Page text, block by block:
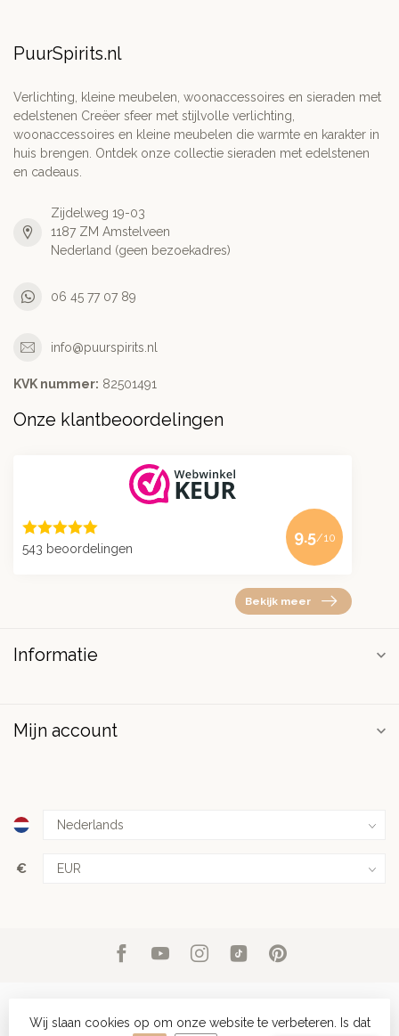
PuurSpirits.nl
Verlichting, kleine meubelen, woonaccessoires en sieraden met
edelstenen Creëer sfeer met stijlvolle verlichting,
woonaccessoires en kleine meubelen die warmte en karakter in
huis brengen. Ontdek onze collectie sieraden met edelstenen
en cadeaus.
Zijdelweg 19-03
1187 ZM Amstelveen
Nederland (geen bezoekadres)
06 45 77 07 89
info@puurspirits.nl
KVK nummer: 82501491
Onze klantbeoordelingen
543 beoordelingen
9.5/10
Bekijk meer
Informatie
Mijn account
€
© Copyright 2026 PuurSpirits.nl- Powered byLightspeed-
Wij slaan cookies op om onze website te verbeteren. Is dat